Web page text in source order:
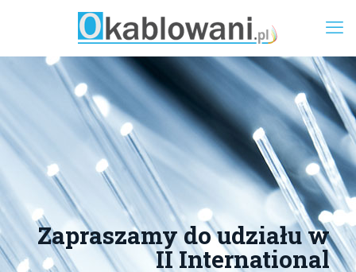
Zapraszamy do udziału w
II International